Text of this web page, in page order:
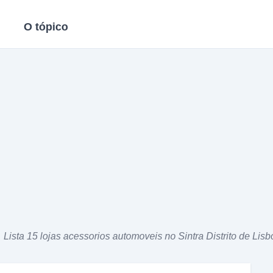
O tópico
Lista 15 lojas acessorios automoveis no Sintra Distrito de